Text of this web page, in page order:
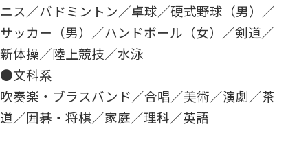
ニス／バドミントン／卓球／硬式野球（男）／
サッカー（男）／ハンドボール（女）／剣道／
新体操／陸上競技／水泳
●文科系
吹奏楽・ブラスバンド／合唱／美術／演劇／茶
道／囲碁・将棋／家庭／理科／英語